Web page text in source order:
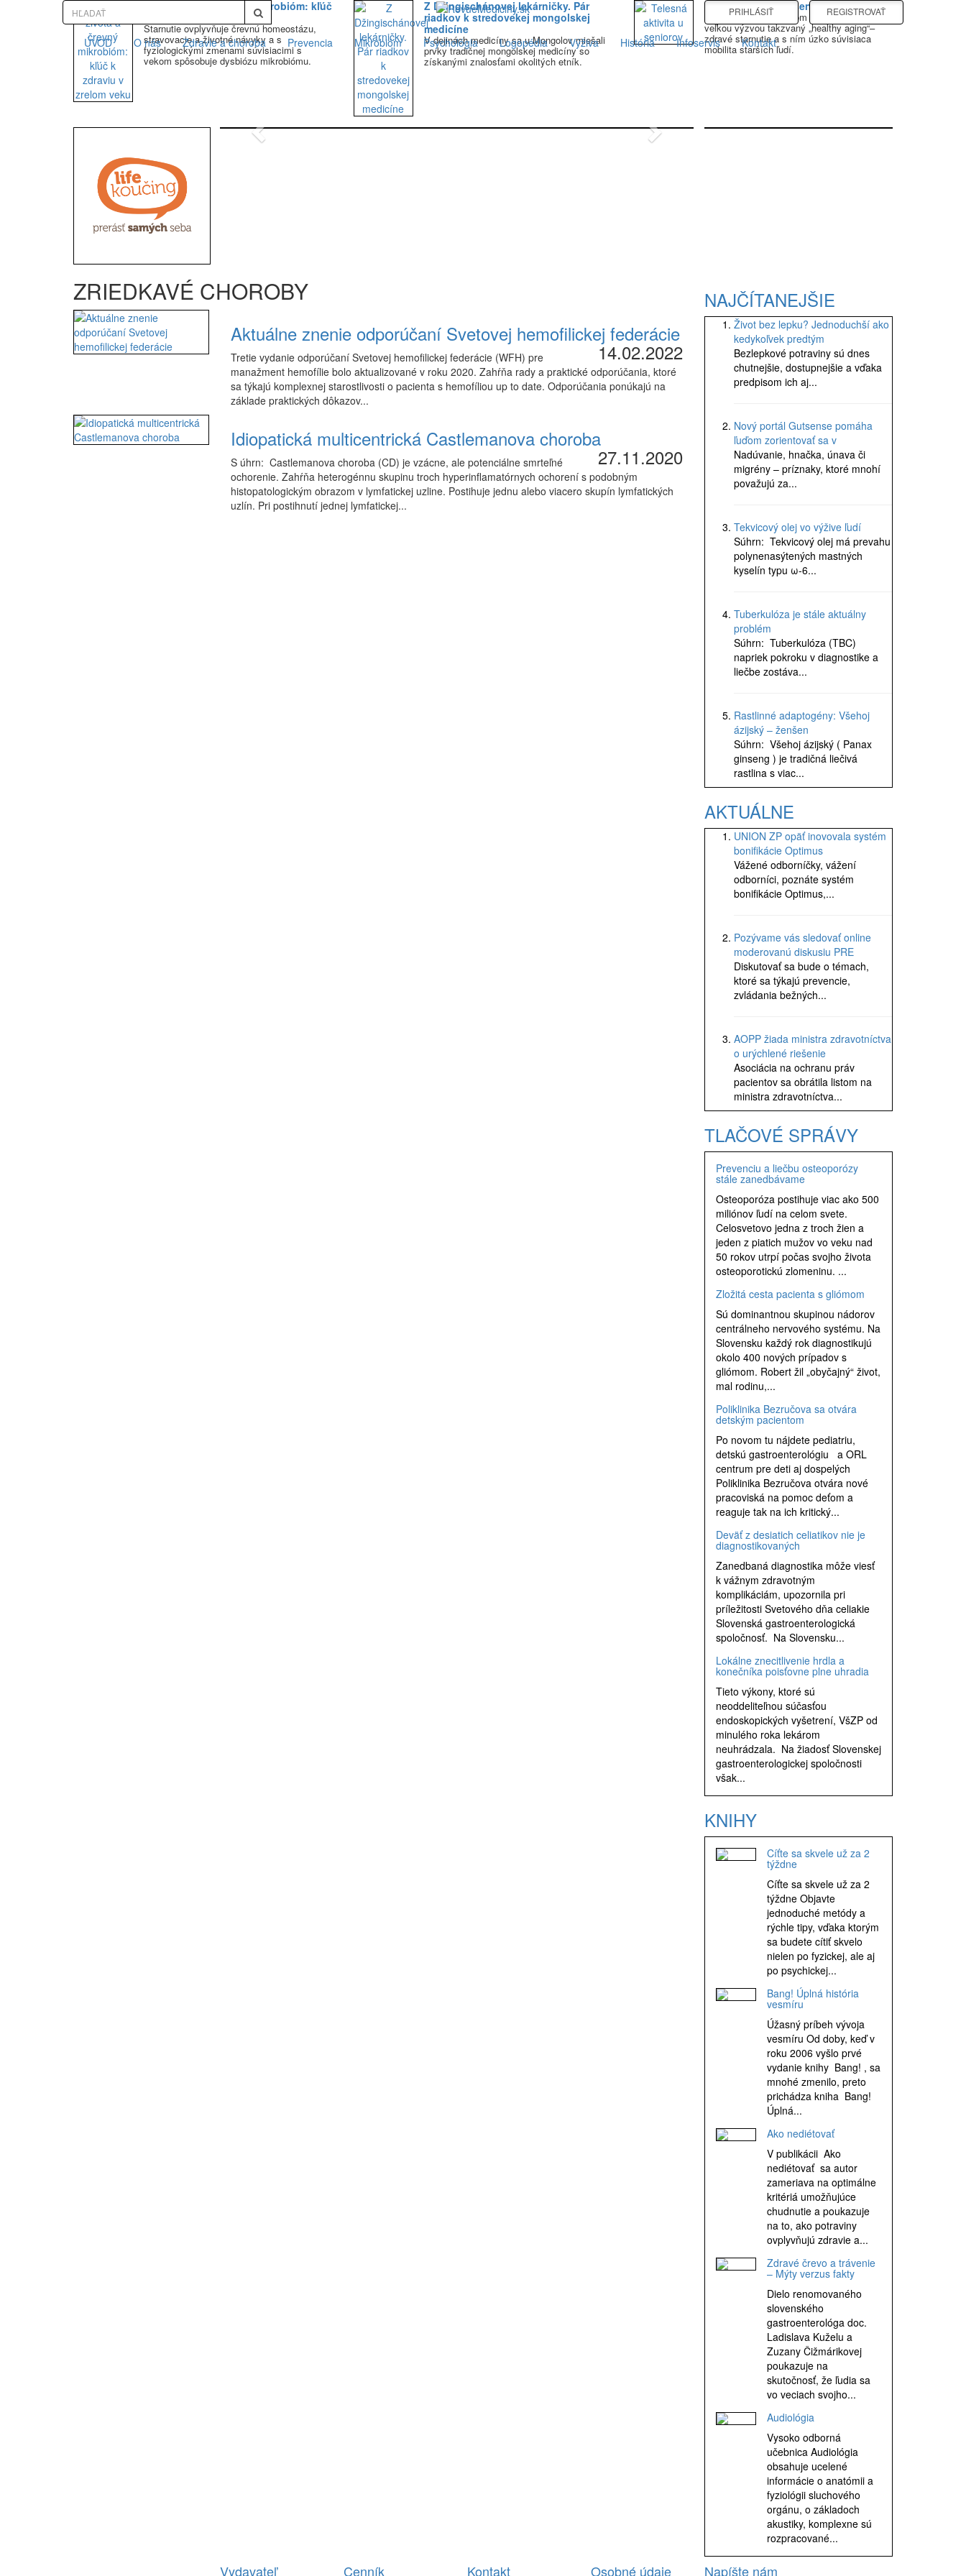
PRIHLÁSIŤ REGISTROVAŤ
ÚVOD O nás Zdravie a choroba Prevencia Mikrobióm Psychológia Logopédia Výživa História Infoservis Kontakt
Jeseň života a črevný mikrobióm: kľúč
k zdraviu v zrelom veku
Starnutie ovplyvňuje črevnú homeostázu,
stravovacie a životné návyky a s
fyziologickými zmenami súvisiacimi s
vekom spôsobuje dysbiózu mikrobiómu.
Z Džingischánovej lekárničky. Pár
riadkov k stredovekej mongolskej
medicíne
V dejinách medicíny sa u Mongolov miešali
prvky tradičnej mongolskej medicíny so
získanými znalosťami okolitých etník.
Telesná aktivita u seniorov
S narastajúcim podielom seniorov sa stáva
veľkou výzvou takzvaný „healthy aging“–
zdravé starnutie a s ním úzko súvisiaca
mobilita starších ľudí.
Previous Next
ZRIEDKAVÉ CHOROBY
Aktuálne znenie odporúčaní Svetovej hemofilickej federácie
14.02.2022
Tretie vydanie odporúčaní Svetovej hemofilickej federácie (WFH) pre
manažment hemofílie bolo aktualizované v roku 2020. Zahŕňa rady a praktické odporúčania, ktoré
sa týkajú komplexnej starostlivosti o pacienta s hemofíliou up to date. Odporúčania ponúkajú na
základe praktických dôkazov...
Idiopatická multicentrická Castlemanova choroba
27.11.2020
S úhrn: Castlemanova choroba (CD) je vzácne, ale potenciálne smrteľné
ochorenie. Zahŕňa heterogénnu skupinu troch hyperinflamatórnych ochorení s podobným
histopatologickým obrazom v lymfatickej uzline. Postihuje jednu alebo viacero skupín lymfatických
uzlín. Pri postihnutí jednej lymfatickej...
NAJČÍTANEJŠIE
Život bez lepku? Jednoduchší ako
kedykoľvek predtým
Bezlepkové potraviny sú dnes
chutnejšie, dostupnejšie a vďaka
predpisom ich aj...
Nový portál Gutsense pomáha
ľuďom zorientovať sa v
Nadúvanie, hnačka, únava či
migrény – príznaky, ktoré mnohí
považujú za...
Tekvicový olej vo výžive ľudí
Súhrn: Tekvicový olej má prevahu
polynenasýtených mastných
kyselín typu ω-6...
Tuberkulóza je stále aktuálny
problém
Súhrn: Tuberkulóza (TBC)
napriek pokroku v diagnostike a
liečbe zostáva...
Rastlinné adaptogény: Všehoj
ázijský – ženšen
Súhrn: Všehoj ázijský ( Panax
ginseng ) je tradičná liečivá
rastlina s viac...
AKTUÁLNE
UNION ZP opäť inovovala systém
bonifikácie Optimus
Vážené odborníčky, vážení
odborníci, poznáte systém
bonifikácie Optimus,...
Pozývame vás sledovať online
moderovanú diskusiu PRE
Diskutovať sa bude o témach,
ktoré sa týkajú prevencie,
zvládania bežných...
AOPP žiada ministra zdravotníctva
o urýchlené riešenie
Asociácia na ochranu práv
pacientov sa obrátila listom na
ministra zdravotníctva...
TLAČOVÉ SPRÁVY
Prevenciu a liečbu osteoporózy
stále zanedbávame
Osteoporóza postihuje viac ako 500
miliónov ľudí na celom svete.
Celosvetovo jedna z troch žien a
jeden z piatich mužov vo veku nad
50 rokov utrpí počas svojho života
osteoporotickú zlomeninu. ...
Zložitá cesta pacienta s gliómom
Sú dominantnou skupinou nádorov
centrálneho nervového systému. Na
Slovensku každý rok diagnostikujú
okolo 400 nových prípadov s
gliómom. Robert žil „obyčajný“ život,
mal rodinu,...
Poliklinika Bezručova sa otvára
detským pacientom
Po novom tu nájdete pediatriu,
detskú gastroenterológiu a ORL
centrum pre deti aj dospelých
Poliklinika Bezručova otvára nové
pracoviská na pomoc deťom a
reaguje tak na ich kritický...
Deväť z desiatich celiatikov nie je
diagnostikovaných
Zanedbaná diagnostika môže viesť
k vážnym zdravotným
komplikáciám, upozornila pri
príležitosti Svetového dňa celiakie
Slovenská gastroenterologická
spoločnosť. Na Slovensku...
Lokálne znecitlivenie hrdla a
konečníka poisťovne plne uhradia
Tieto výkony, ktoré sú
neoddeliteľnou súčasťou
endoskopických vyšetrení, VšZP od
minulého roka lekárom
neuhrádzala. Na žiadosť Slovenskej
gastroenterologickej spoločnosti
však...
KNIHY
Cíťte sa skvele už za 2
týždne
Cíťte sa skvele už za 2
týždne Objavte
jednoduché metódy a
rýchle tipy, vďaka ktorým
sa budete cítiť skvelo
nielen po fyzickej, ale aj
po psychickej...
Bang! Úplná história
vesmíru
Úžasný príbeh vývoja
vesmíru Od doby, keď v
roku 2006 vyšlo prvé
vydanie knihy Bang! , sa
mnohé zmenilo, preto
prichádza kniha Bang!
Úplná...
Ako nediétovať
V publikácii Ako
nediétovať sa autor
zameriava na optimálne
kritériá umožňujúce
chudnutie a poukazuje
na to, ako potraviny
ovplyvňujú zdravie a...
Zdravé črevo a trávenie
– Mýty verzus fakty
Dielo renomovaného
slovenského
gastroenterológa doc.
Ladislava Kuželu a
Zuzany Čižmárikovej
poukazuje na
skutočnosť, že ľudia sa
vo veciach svojho...
Audiológia
Vysoko odborná
učebnica Audiológia
obsahuje ucelené
informácie o anatómii a
fyziológii sluchového
orgánu, o základoch
akustiky, komplexne sú
rozpracované...
Vydavateľ Cenník Kontakt Osobné údaje Napíšte nám